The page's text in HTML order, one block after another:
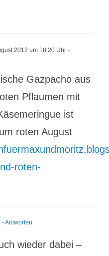
2012 um 18:20 Uhr -
Gazpacho aus
Pflaumen mit
ist
roten August
roten-
- Antworten
wieder dabei –